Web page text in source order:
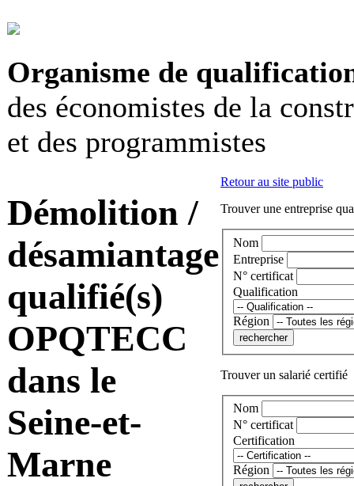
Organisme de
des économistes de la
et des programmistes
Démolition /
désamiantage
qualifié(s)
OPQTECC
dans le
Seine-et-
Marne
Retour au site public
Trouver une entreprise
Nom
Entreprise
N° certificat
Qualification
Région
Trouver un salarié certifié
Nom
N° certificat
Certification
Région